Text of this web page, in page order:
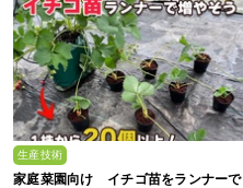
生産技術
家庭菜園向け イチゴ苗をランナーで